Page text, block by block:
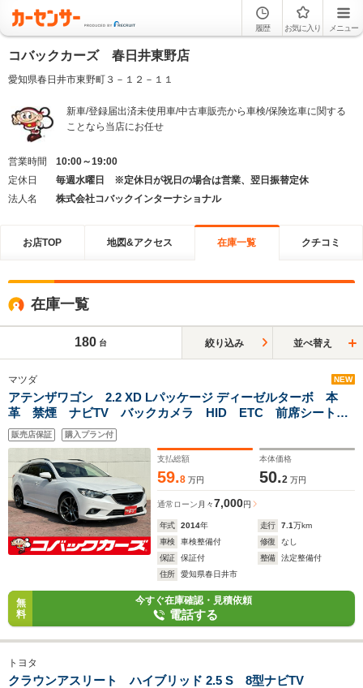
履歴 お気に入り メニュー
コバックカーズ 春日井東野店
愛知県春日井市東野町３－１２－１１
新車/登録届出済未使用車/中古車販売から車検/保険迄車に関する
ことなら当店にお任せ
営業時間
10:00～19:00
定休日
毎週水曜日 ※定休日が祝日の場合は営業、翌日振替定休
法人名
株式会社コバックインターナショナル
お店TOP 地図&アクセス 在庫一覧 クチコミ
在庫一覧
180 台 絞り込み 並べ替え
マツダ NEW
アテンザワゴン 2.2 XD Lパッケージ ディーゼルターボ 本
革 禁煙 ナビTV バックカメラ HID ETC 前席シートヒ
ーター レーダークルーズコントロール 純正19アルミホイー
ル
販売店保証 購入プラン付
支払総額
59.8 万円
本体価格
50.2 万円
通常ローン 月々7,000円
年式 2014年 走行 7.1万km
車検
車検整備付 修復
なし
保証
保証付 整備
法定整備付
住所
愛知県春日井市
無
料
今すぐ在庫確認・見積依頼
電話する
トヨタ
クラウンアスリート ハイブリッド 2.5 S 8型ナビTV